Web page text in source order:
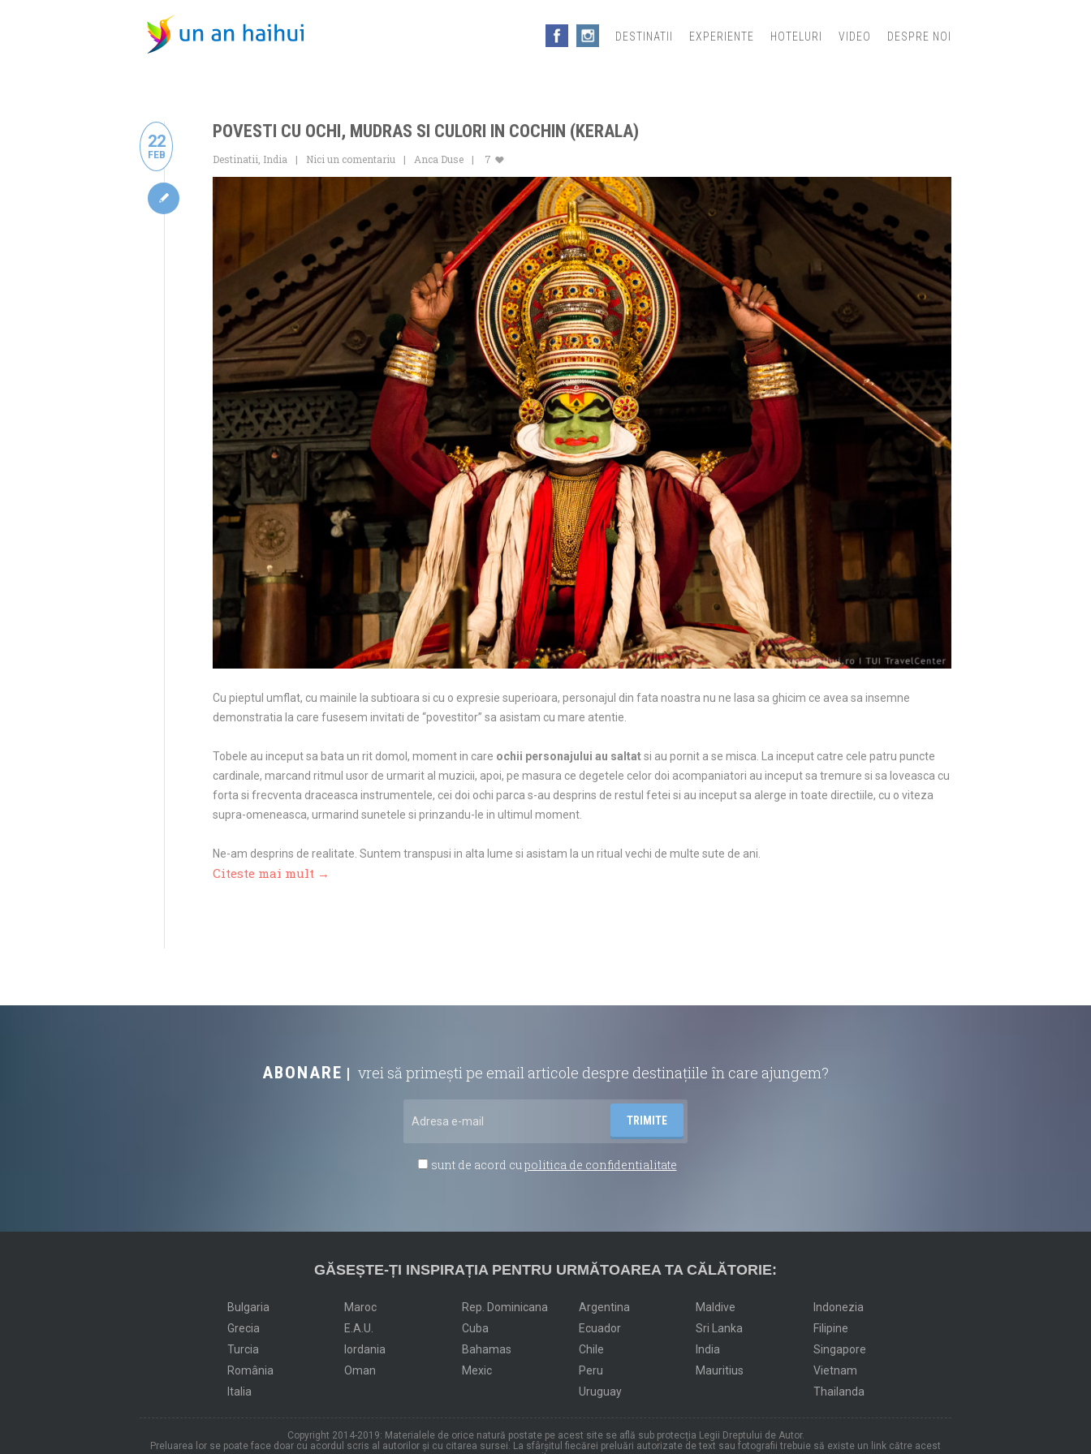
DESTINATII EXPERIENTE HOTELURI VIDEO DESPRE NOI
22
FEB
POVESTI CU OCHI, MUDRAS SI CULORI IN COCHIN (KERALA)
Destinatii India Nici un comentariu Anca Duse 7
Cu pieptul umflat, cu mainile la subtioara si cu o expresie superioara, personajul din fata noastra nu ne lasa sa ghicim ce avea sa insemne
demonstratia la care fusesem invitati de “povestitor” sa asistam cu mare atentie.
Tobele au inceput sa bata un rit domol, moment in care ochii personajului au saltatsi au pornit a se misca. La inceput catre cele patru puncte
cardinale, marcand ritmul usor de urmarit al muzicii, apoi, pe masura ce degetele celor doi acompaniatori au inceput sa tremure si sa loveasca cu
forta si frecventa draceasca instrumentele, cei doi ochi parca s-au desprins de restul fetei si au inceput sa alerge in toate directiile, cu o viteza
supra-omeneasca, urmarind sunetele si prinzandu-le in ultimul moment.
Ne-am desprins de realitate. Suntem transpusi in alta lume si asistam la un ritual vechi de multe sute de ani.
Citeste mai mult →
ABONARE vrei să primești pe email articole despre destinațiile în care ajungem?
sunt de acord cupolitica de confidentialitate
GĂSEȘTE-ȚI INSPIRAȚIA PENTRU URMĂTOAREA TA CĂLĂTORIE:
Bulgaria
Grecia
Turcia
România
Italia
Maroc
E.A.U.
Iordania
Oman
Rep. Dominicana
Cuba
Bahamas
Mexic
Argentina
Ecuador
Chile
Peru
Uruguay
Maldive
Sri Lanka
India
Mauritius
Indonezia
Filipine
Singapore
Vietnam
Thailanda
Copyright 2014-2019: Materialele de orice natură postate pe acest site se află sub protecția Legii Dreptului de Autor.
Preluarea lor se poate face doar cu acordul scris al autorilor și cu citarea sursei. La sfârșitul fiecărei preluări autorizate de text sau fotografii trebuie să existe un link către acest